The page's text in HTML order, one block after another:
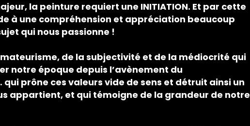
la peinture requiert une INITIATION. Et par cette
à une compréhension et appréciation beaucoup
qui nous passionne !
de la subjectivité et de la médiocrité qui
notre époque depuis l’avènement du
prône ces valeurs vide de sens et détruit ainsi un
appartient, et qui témoigne de la grandeur de notre